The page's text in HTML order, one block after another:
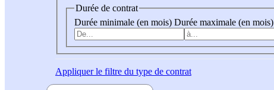
Durée de contrat
Durée minimale (en mois) Durée maximale (en mois)
Appliquerle filtre du type de contrat